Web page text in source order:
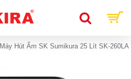
Máy Hút Ẩm SK Sumikura 25 Lít SK-260LA